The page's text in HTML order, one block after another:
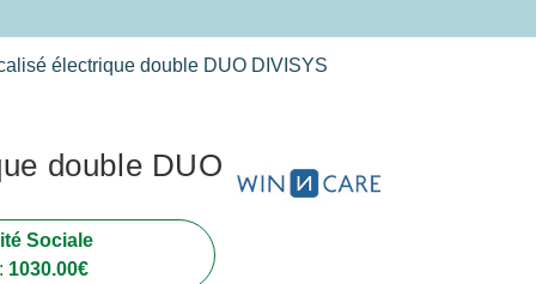
électrique double DUO DIVISYS
double DUO
Sociale
1030.00€